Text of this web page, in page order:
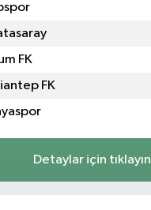
FK
FK
Detaylar için tıklayın